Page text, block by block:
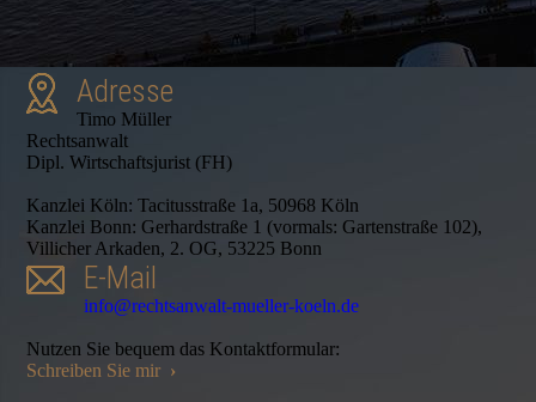
Adresse
Timo Müller
Rechtsanwalt
Dipl. Wirtschaftsjurist (FH)
Kanzlei Köln: Tacitusstraße 1a, 50968 Köln
Kanzlei Bonn: Gerhardstraße 1 (vormals: Gartenstraße 102),
Villicher Arkaden, 2. OG, 53225 Bonn
E-Mail
info@rechtsanwalt-mueller-koeln.de
Nutzen Sie bequem das Kontaktformular:
Schreiben Sie mir ›